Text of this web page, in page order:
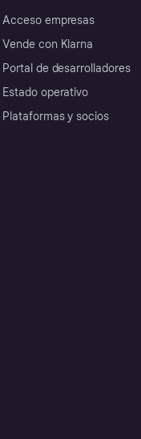
Acceso empresas
Vende con Klarna
Portal de desarrolladores
Estado operativo
Plataformas y socios